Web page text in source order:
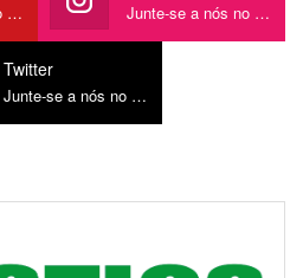
Junte-se a nós no Instagram
Twitter
Junte-se a nós no Twitter